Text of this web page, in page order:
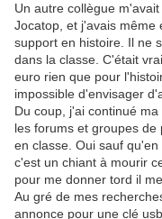
Un autre collègue
Jocatop, et j'avais même
support en histoire. Il ne
dans la classe. C'était
euro rien que pour
impossible d'envisager
Du coup, j'ai continué
les forums et groupes
en classe. Oui sauf
c'est un chiant à mourir
pour me donner tord il
Au gré de mes
annonce pour une clé